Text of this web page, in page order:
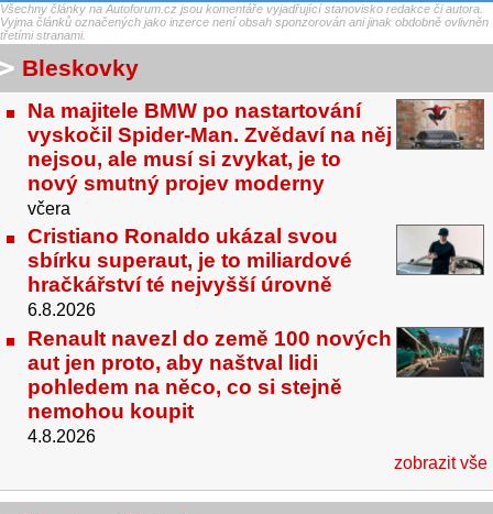
Všechny články na Autoforum.cz jsou komentáře vyjadřující stanovisko redakce či autora.
Vyjma článků označených jako inzerce není obsah sponzorován ani jinak obdobně ovlivněn
třetími stranami.
Bleskovky
Na majitele BMW po nastartování
vyskočil Spider-Man. Zvědaví na něj
nejsou, ale musí si zvykat, je to
nový smutný projev moderny
včera
Cristiano Ronaldo ukázal svou
sbírku superaut, je to miliardové
hračkářství té nejvyšší úrovně
6.8.2026
Renault navezl do země 100 nových
aut jen proto, aby naštval lidi
pohledem na něco, co si stejně
nemohou koupit
4.8.2026
zobrazit vše